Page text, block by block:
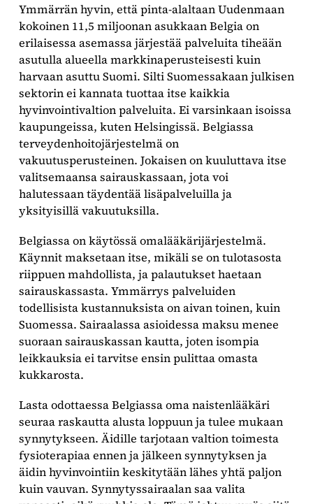
Ymmärrän hyvin, että pinta-alaltaan Uudenmaan
kokoinen 11,5 miljoonan asukkaan Belgia on
erilaisessa asemassa järjestää palveluita tiheään
asutulla alueella markkinaperusteisesti kuin
harvaan asuttu Suomi. Silti Suomessakaan julkisen
sektorin ei kannata tuottaa itse kaikkia
hyvinvointivaltion palveluita. Ei varsinkaan isoissa
kaupungeissa, kuten Helsingissä. Belgiassa
terveydenhoitojärjestelmä on
vakuutusperusteinen. Jokaisen on kuuluttava itse
valitsemaansa sairauskassaan, jota voi
halutessaan täydentää lisäpalveluilla ja
yksityisillä vakuutuksilla.
Belgiassa on käytössä omalääkärijärjestelmä.
Käynnit maksetaan itse, mikäli se on tulotasosta
riippuen mahdollista, ja palautukset haetaan
sairauskassasta. Ymmärrys palveluiden
todellisista kustannuksista on aivan toinen, kuin
Suomessa. Sairaalassa asioidessa maksu menee
suoraan sairauskassan kautta, joten isompia
leikkauksia ei tarvitse ensin pulittaa omasta
kukkarosta.
Lasta odottaessa Belgiassa oma naistenlääkäri
seuraa raskautta alusta loppuun ja tulee mukaan
synnytykseen. Äidille tarjotaan valtion toimesta
fysioterapiaa ennen ja jälkeen synnytyksen ja
äidin hyvinvointiin keskitytään lähes yhtä paljon
kuin vauvan. Synnytyssairaalan saa valita